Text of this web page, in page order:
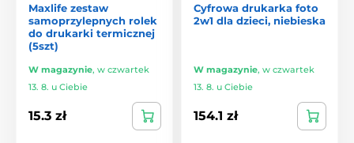
Maxlife zestaw
samoprzylepnych rolek
do drukarki termicznej
(5szt)
W magazynie, w czwartek
13. 8. u Ciebie
15.3 zł
Cyfrowa drukarka foto
2w1 dla dzieci, niebieska
W magazynie, w czwartek
13. 8. u Ciebie
154.1 zł